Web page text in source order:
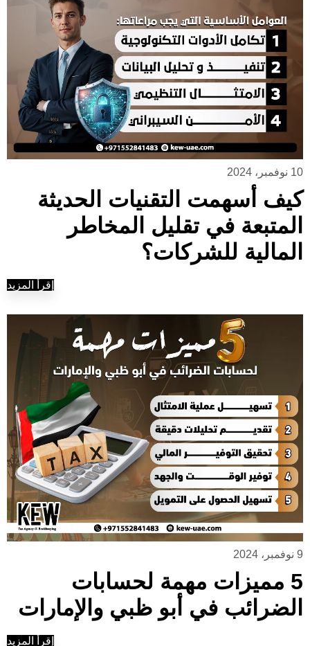
10 نوفمبر، 2024
كيف أسهمت التقنيات الحديثة
المتبعة في تقليل المخاطر
المالية للشركات؟
إقرأ المزيد
9 نوفمبر، 2024
5 مميزات مهمة لحسابات
الضرائب في أبو ظبي والإمارات
إقرأ المزيد